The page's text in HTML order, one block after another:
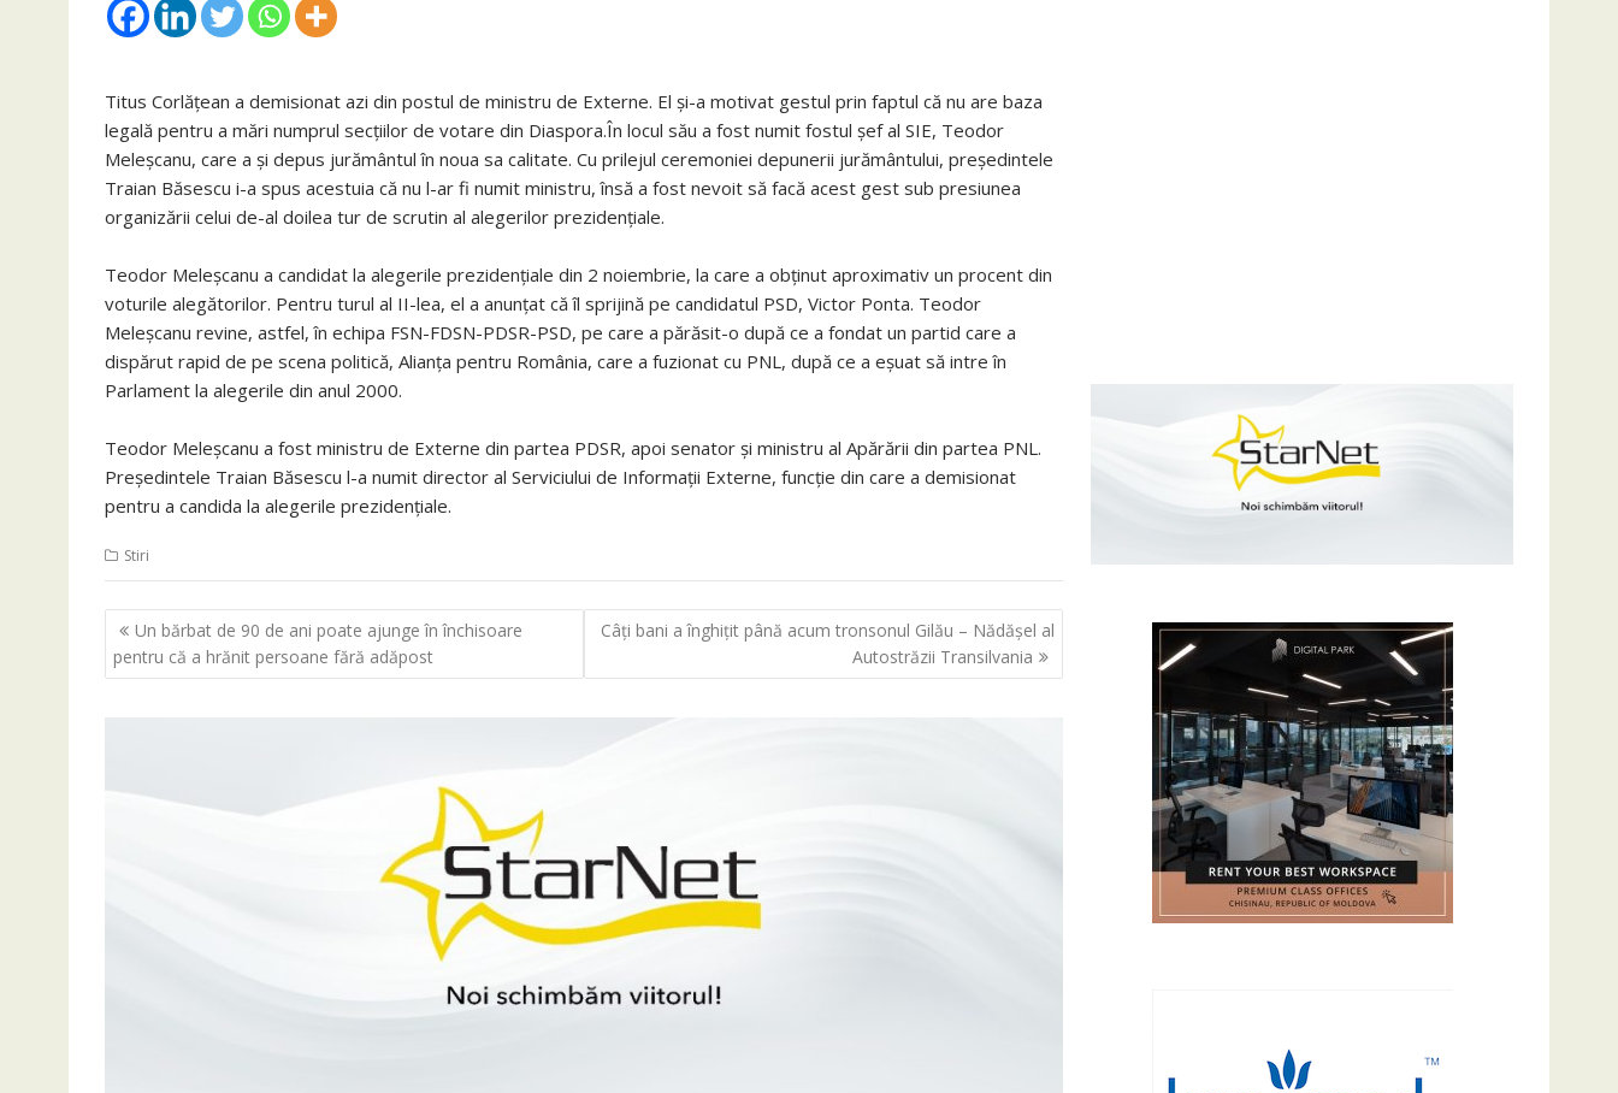
Titus Corlățean a demisionat azi din postul de ministru de Externe. El și-a motivat gestul prin faptul că nu are baza
legală pentru a mări numprul secțiilor de votare din Diaspora.În locul său a fost numit fostul șef al SIE, Teodor
Meleșcanu, care a și depus jurământul în noua sa calitate. Cu prilejul ceremoniei depunerii jurământului, președintele
Traian Băsescu i-a spus acestuia că nu l-ar fi numit ministru, însă a fost nevoit să facă acest gest sub presiunea
organizării celui de-al doilea tur de scrutin al alegerilor prezidențiale.
Teodor Meleșcanu a candidat la alegerile prezidențiale din 2 noiembrie, la care a obținut aproximativ un procent din
voturile alegătorilor. Pentru turul al II-lea, el a anunțat că îl sprijină pe candidatul PSD, Victor Ponta. Teodor
Meleșcanu revine, astfel, în echipa FSN-FDSN-PDSR-PSD, pe care a părăsit-o după ce a fondat un partid care a
dispărut rapid de pe scena politică, Alianța pentru România, care a fuzionat cu PNL, după ce a eșuat să intre în
Parlament la alegerile din anul 2000.
Teodor Meleșcanu a fost ministru de Externe din partea PDSR, apoi senator și ministru al Apărării din partea PNL.
Președintele Traian Băsescu l-a numit director al Serviciului de Informații Externe, funcție din care a demisionat
pentru a candida la alegerile prezidențiale.
Stiri
Navigare
în
articole
Un bărbat de 90 de ani poate ajunge în închisoare
pentru că a hrănit persoane fără adăpost
Câți bani a înghițit până acum tronsonul Gilău – Nădășel al
Autostrăzii Transilvania